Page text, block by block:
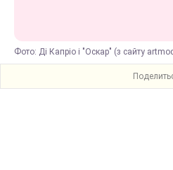
Фото: Ді Капріо і "Оскар" (з сайту